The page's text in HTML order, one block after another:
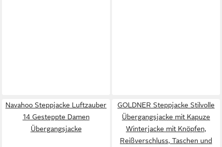
Navahoo Steppjacke Luftzauber
14 Gesteppte Damen
Übergangsjacke
GOLDNER Steppjacke Stilvolle
Übergangsjacke mit Kapuze
Winterjacke mit Knöpfen,
Reißverschluss, Taschen und